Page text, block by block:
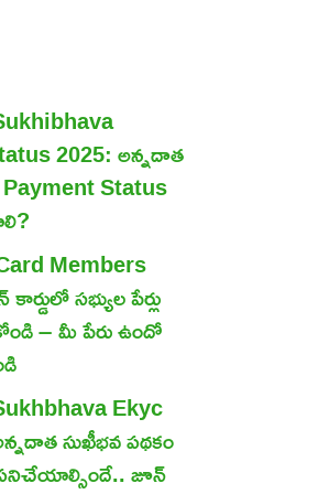
2025: అన్నదాత
Status
Members
సభ్యుల పేర్లు
– మీ పేరు ఉందో
Ekyc
సుఖీభవ పథకం
జూన్